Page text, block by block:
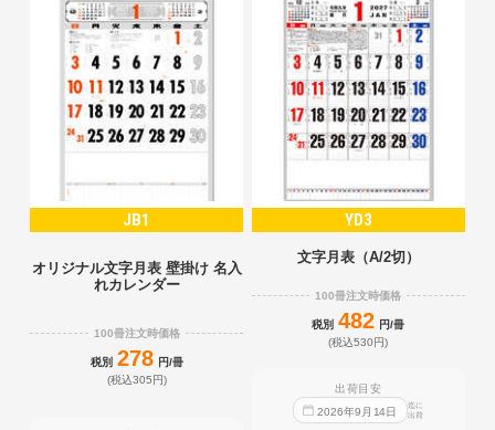
JB1
オリジナル文字月表 壁掛け 名入
れカレンダー
100冊注文時価格
税別 278 円/冊
(税込305円)
YD3
文字月表（A/2切）
100冊注文時価格
税別 482 円/冊
(税込530円)
出荷目安
2026年9 月 14日
迄に
出荷